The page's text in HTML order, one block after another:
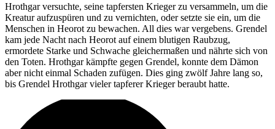
Hrothgar versuchte, seine tapfersten Krieger zu versammeln, um die
Kreatur aufzuspüren und zu vernichten, oder setzte sie ein, um die
Menschen in Heorot zu bewachen. All dies war vergebens. Grendel
kam jede Nacht nach Heorot auf einem blutigen Raubzug,
ermordete Starke und Schwache gleichermaßen und nährte sich von
den Toten. Hrothgar kämpfte gegen Grendel, konnte dem Dämon
aber nicht einmal Schaden zufügen. Dies ging zwölf Jahre lang so,
bis Grendel Hrothgar vieler tapferer Krieger beraubt hatte.